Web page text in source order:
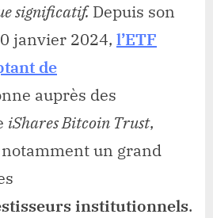
significatif.Depuis son
janvier 2024, l’ETF
de
auprès des
iShares Bitcoin Trust,
un grand
institutionnels.